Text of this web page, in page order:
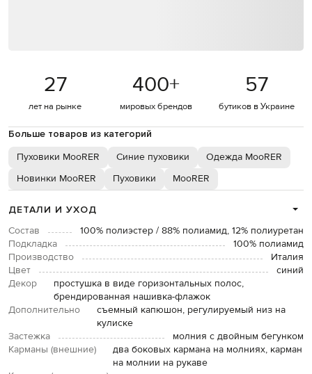
27
лет на рынке
400+
мировых брендов
57
бутиков в Украине
Больше товаров из категорий
Пуховики MooRER Синие пуховики
Одежда MooRER
Новинки MooRER
Пуховики MooRER
ДЕТАЛИ И УХОД
Состав
100% полиэстер / 88% полиамид, 12% полиуретан
Подкладка
100% полиамид
Производство
Италия
Цвет
синий
Декор
простушка в виде горизонтальных полос,
брендированная нашивка-флажок
Дополнительно
съемный капюшон, регулируемый низ на
кулиске
Застежка
молния с двойным бегунком
Карманы (внешние)
два боковых кармана на молниях, карман
на молнии на рукаве